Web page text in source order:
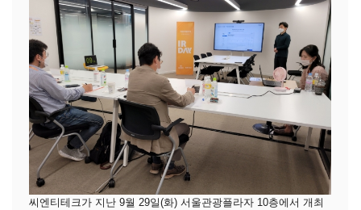
씨엔티테크가 지난 9월 29일(화) 서울관광플라자 10층에서 개최